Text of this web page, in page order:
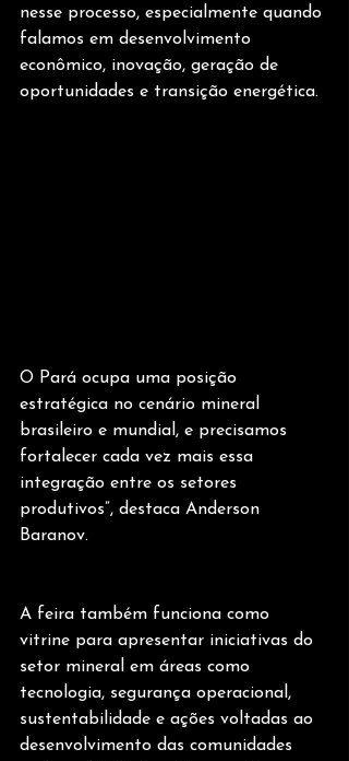
nesse processo, especialmente quando
falamos em desenvolvimento
econômico, inovação, geração de
oportunidades e transição energética.
O Pará ocupa uma posição
estratégica no cenário mineral
brasileiro e mundial, e precisamos
fortalecer cada vez mais essa
integração entre os setores
produtivos”, destaca Anderson
Baranov.
A feira também funciona como
vitrine para apresentar iniciativas do
setor mineral em áreas como
tecnologia, segurança operacional,
sustentabilidade e ações voltadas ao
desenvolvimento das comunidades